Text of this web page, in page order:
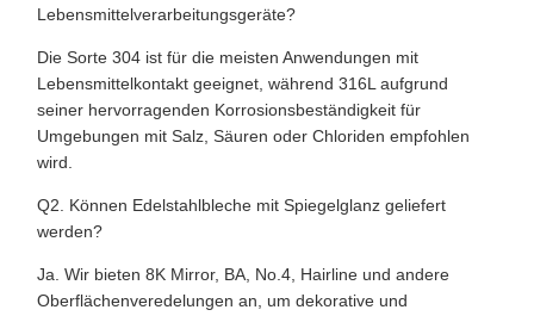
Lebensmittelverarbeitungsgeräte?
Die Sorte 304 ist für die meisten Anwendungen mit
Lebensmittelkontakt geeignet, während 316L aufgrund
seiner hervorragenden Korrosionsbeständigkeit für
Umgebungen mit Salz, Säuren oder Chloriden empfohlen
wird.
Q2. Können Edelstahlbleche mit Spiegelglanz geliefert
werden?
Ja. Wir bieten 8K Mirror, BA, No.4, Hairline und andere
Oberflächenveredelungen an, um dekorative und